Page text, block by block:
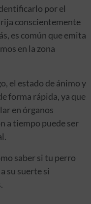
por el
conscientemente
es común que emita
en la zona
el estado de ánimo y
forma rápida, ya que
en órganos
a tiempo puede ser
saber si tu perro
su suerte si